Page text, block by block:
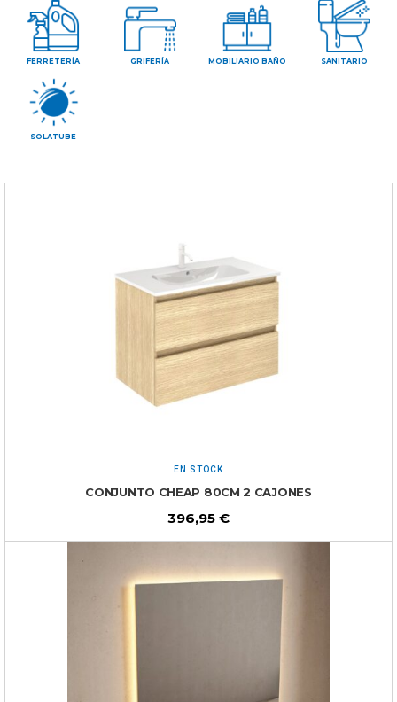
FERRETERÍA GRIFERÍA MOBILIARIO BAÑO SANITARIO
SOLATUBE
EN STOCK
CONJUNTO CHEAP 80CM 2 CAJONES
396,95 €